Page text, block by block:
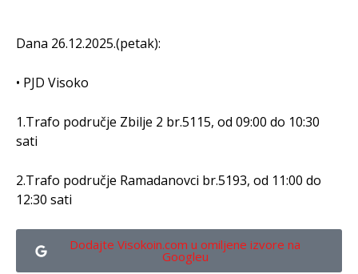
Dana 26.12.2025.(petak):
• PJD Visoko
1.Trafo područje Zbilje 2 br.5115, od 09:00 do 10:30
sati
2.Trafo područje Ramadanovci br.5193, od 11:00 do
12:30 sati
Dodajte Visokoin.com u omiljene izvore na
Googleu